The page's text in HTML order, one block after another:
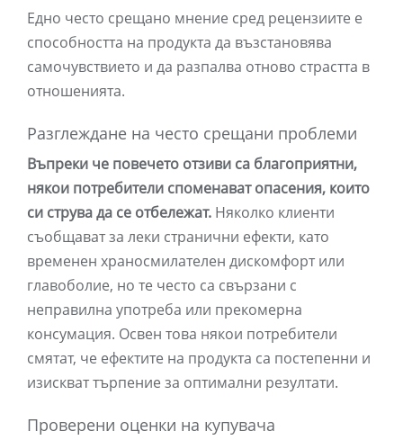
Едно често срещано мнение сред рецензиите е
способността на продукта да възстановява
самочувствието и да разпалва отново страстта в
отношенията.
Разглеждане на често срещани проблеми
Въпреки че повечето отзиви са благоприятни,
някои потребители споменават опасения, които
си струва да се отбележат. Няколко клиенти
съобщават за леки странични ефекти, като
временен храносмилателен дискомфорт или
главоболие, но те често са свързани с
неправилна употреба или прекомерна
консумация. Освен това някои потребители
смятат, че ефектите на продукта са постепенни и
изискват търпение за оптимални резултати.
Проверени оценки на купувача